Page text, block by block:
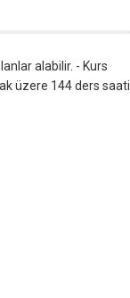
alabilir. - Kurs
üzere 144 ders saati